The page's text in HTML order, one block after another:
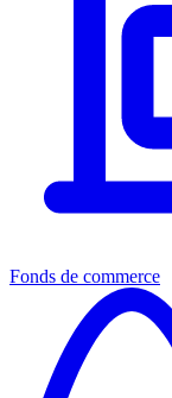
Fonds de commerce